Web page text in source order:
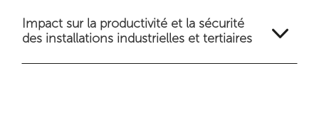
Impact sur la productivité et la sécurité
des installations industrielles et tertiaires
3